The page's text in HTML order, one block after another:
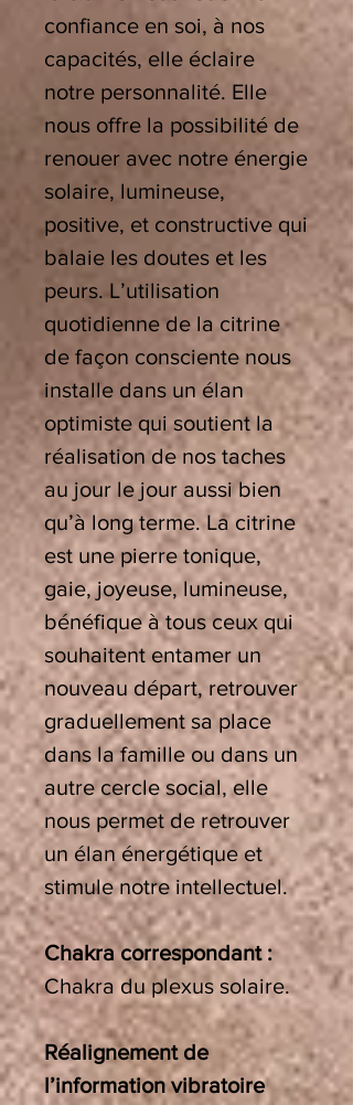
confiance en soi, à nos
capacités, elle éclaire
notre personnalité. Elle
nous offre la possibilité de
renouer avec notre énergie
solaire, lumineuse,
positive, et constructive qui
balaie les doutes et les
peurs. L’utilisation
quotidienne de la citrine
de façon consciente nous
installe dans un élan
optimiste qui soutient la
réalisation de nos taches
au jour le jour aussi bien
qu’à long terme. La citrine
est une pierre tonique,
gaie, joyeuse, lumineuse,
bénéfique à tous ceux qui
souhaitent entamer un
nouveau départ, retrouver
graduellement sa place
dans la famille ou dans un
autre cercle social, elle
nous permet de retrouver
un élan énergétique et
stimule notre intellectuel.
Chakra correspondant :
Chakra du plexus solaire.
Réalignement de
l’information vibratoire